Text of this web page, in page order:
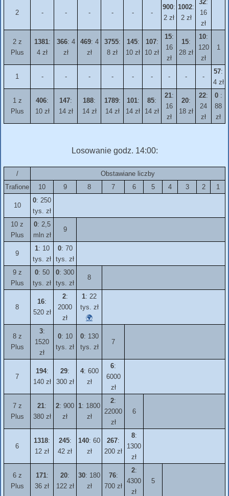
2 - - - - - -
900:
2 zł
1002:
2 zł
32:
16
zł
2 z
Plus
1381:
4 zł
366: 4
zł
469: 4
zł
3755:
8 zł
145:
10 zł
107:
10 zł
15:
16
zł
15:
28 zł
10:
120
zł
1
1 - - - - - - - - -
57:
4 zł
1 z
Plus
406:
10 zł
147:
14 zł
188:
14 zł
1789:
14 zł
101:
14 zł
85:
14 zł
21:
16
zł
20:
18 zł
22:
24
zł
0 :
88
zł
Losowanie godz. 14:00:
/
Obstawiane liczby
Trafione
10 9 8 7 6 5 4 3 2 1
10
0: 250
tys. zł
10 z
Plus
0: 2,5
mln zł
9
9
1: 10
tys. zł
0: 70
tys. zł
9 z
Plus
0: 50
tys. zł
0: 300
tys. zł
8
8
16:
520 zł
2:
2000
zł
1: 22
tys. zł
🌍
8 z
Plus
3:
1520
zł
0: 10
tys. zł
0: 130
tys. zł
7
7
194:
140 zł
29:
300 zł
4: 600
zł
6:
6000
zł
7 z
Plus
21:
380 zł
2: 900
zł
1: 1800
zł
2:
22000
zł
6
6
1318:
12 zł
245:
42 zł
140: 60
zł
267:
200 zł
8:
1300
zł
6 z
Plus
171:
36 zł
20:
122 zł
30: 180
zł
76:
700 zł
2:
4300
zł
5